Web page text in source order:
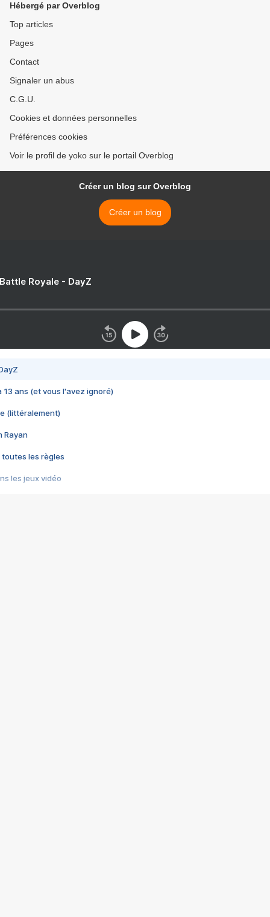
Hébergé par Overblog
Top articles
Pages
Contact
Signaler un abus
C.G.U.
Cookies et données personnelles
Préférences cookies
Voir le profil de yoko sur le portail Overblog
Créer un blog sur Overblog
Créer un blog
Royale - DayZ
13 ans (et vous l'avez ignoré)
(littéralement)
Rayan
toutes les règles
les jeux vidéo